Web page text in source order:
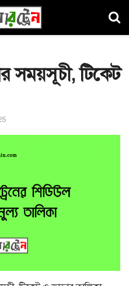
সময়সূচী, টিকেট